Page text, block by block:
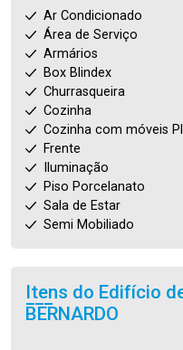
Ar Condicionado
Área de Serviço
Armários
Box Blindex
Churrasqueira
Cozinha
Cozinha com móveis
Frente
Iluminação
Piso Porcelanato
Sala de Estar
Semi Mobiliado
Itens do Edifício
BERNARDO